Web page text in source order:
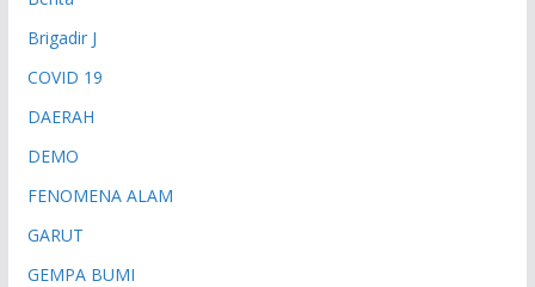
Brigadir J
COVID 19
DAERAH
DEMO
FENOMENA ALAM
GARUT
GEMPA BUMI